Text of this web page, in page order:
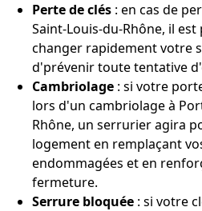
Perte de clés : en cas de
Saint-Louis-du-Rhône, il
changer rapidement votre
d'prévenir toute tentative
Cambriolage : si votre
lors d'un cambriolage à
Rhône, un serrurier agira
logement en remplaçant
endommagées et en
fermeture.
Serrure bloquée : si votre